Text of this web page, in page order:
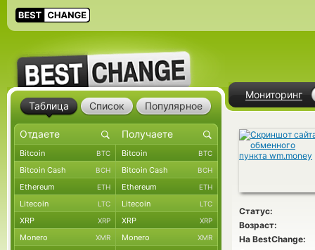
Мониторинг
Статус:
Возраст:
На BestChange:
Таблица Список Популярное
Bitcoin BTC Bitcoin BTC
Bitcoin Cash BCH Bitcoin Cash BCH
Ethereum ETH Ethereum ETH
Litecoin LTC Litecoin LTC
XRP XRP XRP XRP
Monero XMR Monero XMR